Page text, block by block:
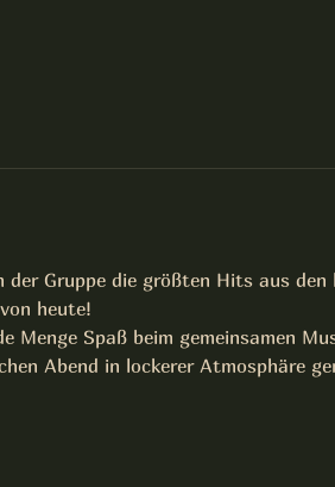
Gruppe die größten Hits aus
heute!
Menge Spaß beim gemeinsamen
Abend in lockerer Atmosphäre